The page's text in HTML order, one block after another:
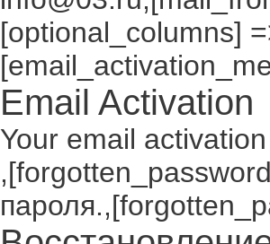
[optional_columns]
Email Activation
Your email